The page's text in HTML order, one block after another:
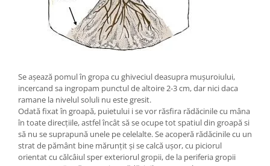
Se așează pomul în gropa cu ghiveciul deasupra mușuroiului,
incercand sa ingropam punctul de altoire 2-3 cm, dar nici daca
ramane la nivelul soluli nu este gresit.
Odată fixat în groapă, puietului i se vor răsfira rădăcinile cu mâna
în toate direcțiile, astfel încât să se ocupe tot spatiul din groapă si
să nu se suprapună unele pe celelalte. Se acoperă rădăcinile cu un
strat de pământ bine mărunțit și se calcă ușor, cu piciorul
orientat cu călcâiul sper exteriorul gropii, de la periferia gropii